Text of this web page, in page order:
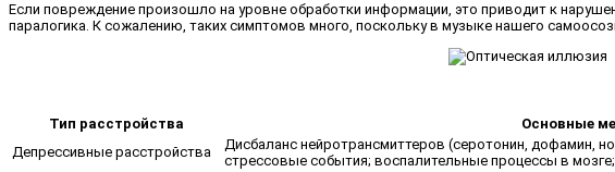
Если повреждение произошло на уровне обработки информации, это приводит к
паралогика. К сожалению, таких симптомов много, поскольку в музыке нашего
Тип расстройства Основные
Депрессивные расстройства
Дисбаланс нейротрансмиттеров (серотонин, дофамин,
стрессовые события; воспалительные процессы в